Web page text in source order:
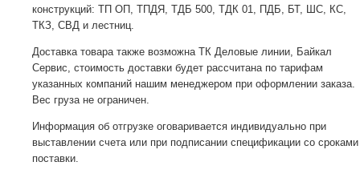
конструкций: ТП ОП, ТПДЯ, ТДБ 500, ТДК 01, ПДБ, БТ, ШС, КС,
ТКЗ, СВД и лестниц.
Доставка товара также возможна ТК Деловые линии, Байкал
Сервис, стоимость доставки будет рассчитана по тарифам
указанных компаний нашим менеджером при оформлении заказа.
Вес груза не ограничен.
Информация об отгрузке оговаривается индивидуально при
выставлении счета или при подписании спецификации со сроками
поставки.